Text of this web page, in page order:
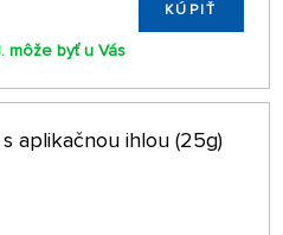
KÚPIŤ
môže byť u Vás
aplikačnou ihlou (25g)